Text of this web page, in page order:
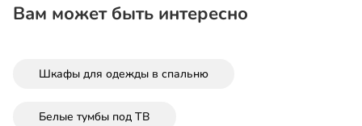
Вам может быть интересно
Шкафы для одежды в спальню
Белые тумбы под ТВ